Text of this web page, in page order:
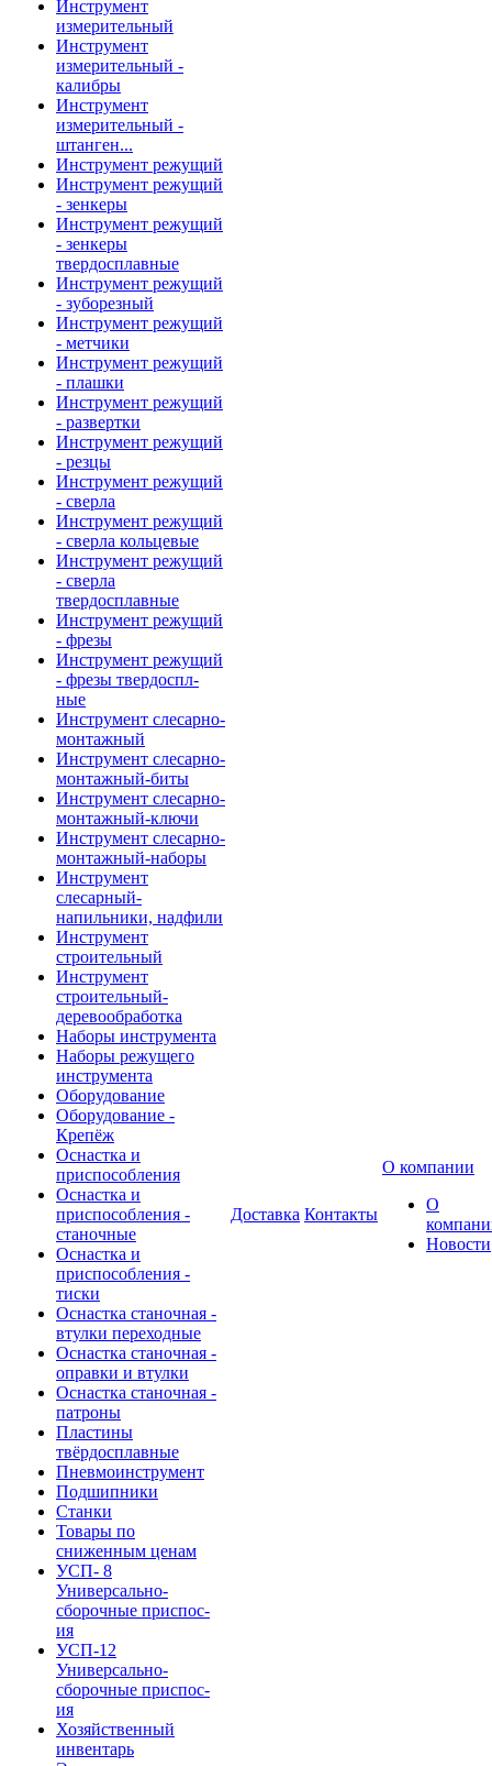
Инструмент
измерительный
Инструмент
измерительный -
калибры
Инструмент
измерительный -
штанген...
Инструмент режущий
Инструмент режущий
- зенкеры
Инструмент режущий
- зенкеры
твердосплавные
Инструмент режущий
- зуборезный
Инструмент режущий
- метчики
Инструмент режущий
- плашки
Инструмент режущий
- развертки
Инструмент режущий
- резцы
Инструмент режущий
- сверла
Инструмент режущий
- сверла кольцевые
Инструмент режущий
- сверла
твердосплавные
Инструмент режущий
- фрезы
Инструмент режущий
- фрезы твердоспл-
ные
Инструмент слесарно-
монтажный
Инструмент слесарно-
монтажный-биты
Инструмент слесарно-
монтажный-ключи
Инструмент слесарно-
монтажный-наборы
Инструмент
слесарный-
напильники, надфили
Инструмент
строительный
Инструмент
строительный-
деревообработка
Наборы инструмента
Наборы режущего
инструмента
Оборудование
Оборудование -
Крепёж
Оснастка и
приспособления
Оснастка и
приспособления -
станочные
Оснастка и
приспособления -
тиски
Оснастка станочная -
втулки переходные
Оснастка станочная -
оправки и втулки
Оснастка станочная -
патроны
Пластины
твёрдосплавные
Пневмоинструмент
Подшипники
Станки
Товары по
сниженным ценам
УСП- 8
Универсально-
сборочные приспос-
ия
УСП-12
Универсально-
сборочные приспос-
ия
Хозяйственный
инвентарь
Доставка Контакты
О компании
О
Новости